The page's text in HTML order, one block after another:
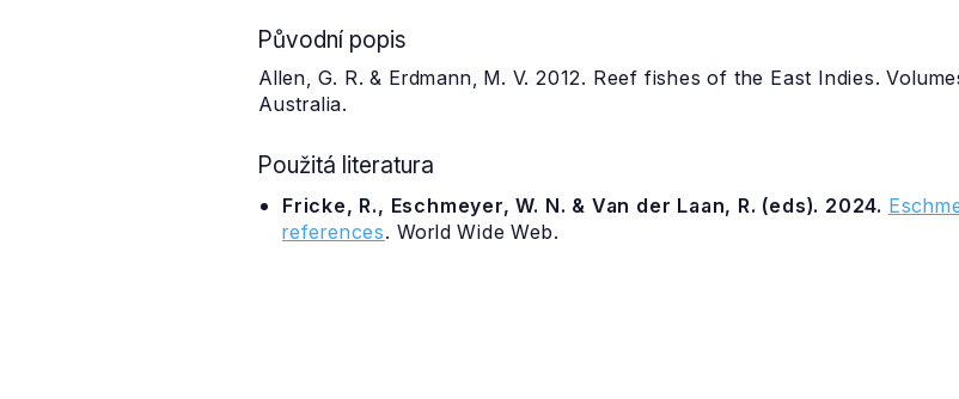
Původní popis
Allen, G. R. & Erdmann, M. V. 2012. Reef fishes of the East Indies.
Australia.
Použitá literatura
Fricke, R., Eschmeyer, W. N. & Van der Laan, R. (eds). 2024.
references. World Wide Web.